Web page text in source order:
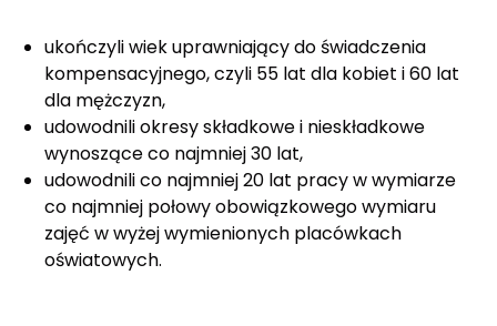
ukończyli wiek uprawniający do świadczenia
kompensacyjnego, czyli 55 lat dla kobiet i 60 lat
dla mężczyzn,
udowodnili okresy składkowe i nieskładkowe
wynoszące co najmniej 30 lat,
udowodnili co najmniej 20 lat pracy w wymiarze
co najmniej połowy obowiązkowego wymiaru
zajęć w wyżej wymienionych placówkach
oświatowych.